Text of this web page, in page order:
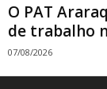
O PAT
de trabalho
07/08/2026